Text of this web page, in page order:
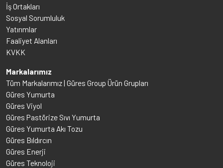
İş Ortakları
Sosyal Sorumluluk
Yatırımlar
Faaliyet Alanları
KVKK
Markalarımız
Tüm Markalarımız | Güres Group Ürün Grupları
Güres Yumurta
Güres Viyol
Güres Pastörize Sıvı Yumurta
Güres Yumurta Akı Tozu
Güres Bıldırcın
Güres Enerji
Güres Teknoloji